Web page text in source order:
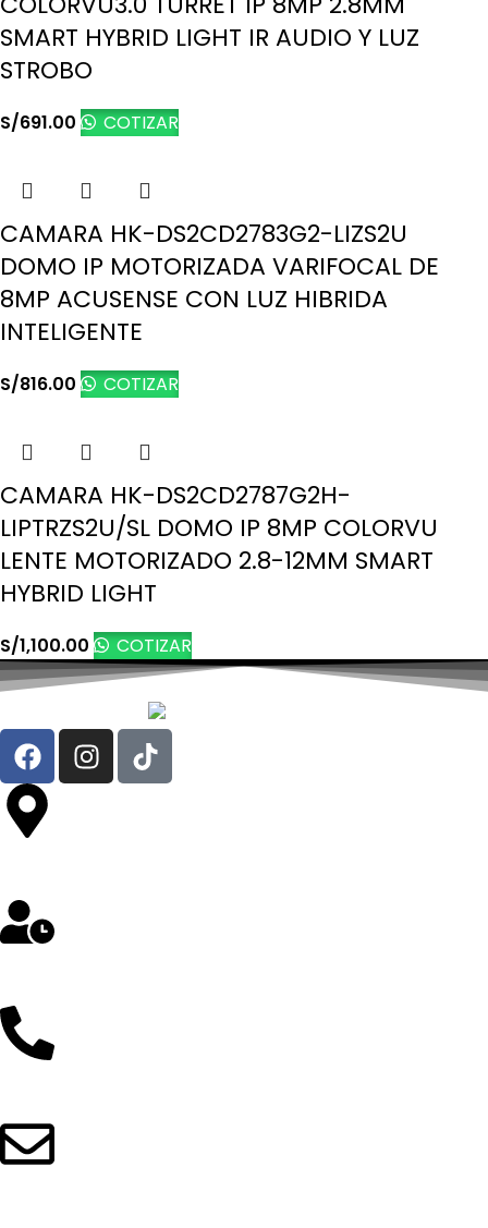
SMART HYBRID LIGHT IR AUDIO Y LUZ
STROBO
S/691.00 COTIZAR
CAMARA HK-DS2CD2783G2-LIZS2U
DOMO IP MOTORIZADA VARIFOCAL DE
8MP ACUSENSE CON LUZ HIBRIDA
INTELIGENTE
S/816.00 COTIZAR
CAMARA HK-DS2CD2787G2H-
LIPTRZS2U/SL DOMO IP 8MP COLORVU
LENTE MOTORIZADO 2.8-12MM SMART
HYBRID LIGHT
S/1,100.00 COTIZAR